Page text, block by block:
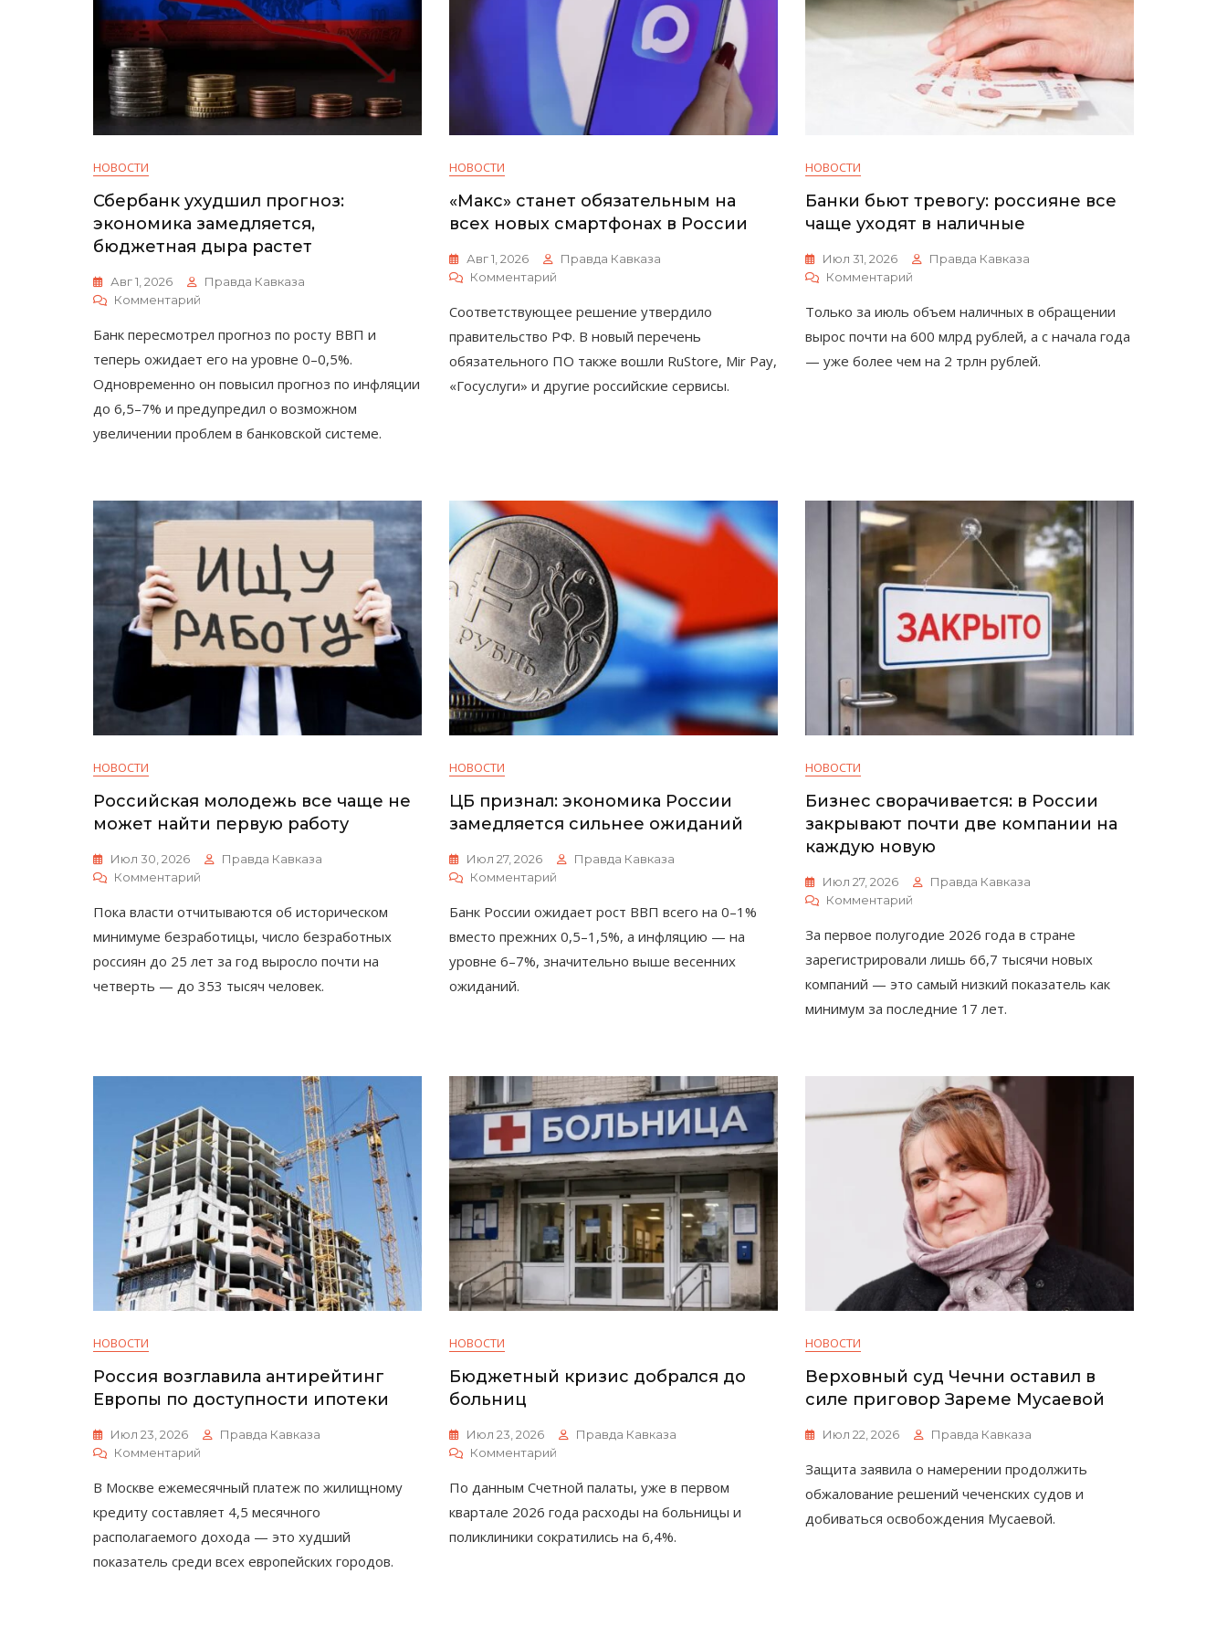
НОВОСТИ
Сбербанк ухудшил прогноз:
экономика замедляется,
бюджетная дыра растет
Авг 1, 2026
Правда Кавказа
Комментарий
Ухудшил
Экономика
Замедляется,
Бюджетная
Дыра
Банк пересмотрел прогноз по росту ВВП и
теперь ожидает его на уровне 0–0,5%.
Одновременно он повысил прогноз по инфляции
до 6,5–7% и предупредил о возможном
увеличении проблем в банковской системе.
НОВОСТИ
«Макс» станет обязательным на
всех новых смартфонах в России
Авг 1, 2026
Правда Кавказа
Комментарий
Станет
Обязательным
Всех
Новых
Соответствующее решение утвердило
правительство РФ. В новый перечень
обязательного ПО также вошли RuStore, Mir Pay,
«Госуслуги» и другие российские сервисы.
НОВОСТИ
Банки бьют тревогу: россияне все
чаще уходят в наличные
Июл 31, 2026
Правда Кавказа
Комментарий
Бьют
Тревогу:
Россияне
Все
Только за июль объем наличных в обращении
вырос почти на 600 млрд рублей, а с начала года
— уже более чем на 2 трлн рублей.
НОВОСТИ
Российская молодежь все чаще не
может найти первую работу
Июл 30, 2026
Правда Кавказа
Комментарий
Молодежь
Все
Не
Может
Пока власти отчитываются об историческом
минимуме безработицы, число безработных
россиян до 25 лет за год выросло почти на
четверть — до 353 тысяч человек.
НОВОСТИ
ЦБ признал: экономика России
замедляется сильнее ожиданий
Июл 27, 2026
Правда Кавказа
Комментарий
Признал:
Экономика
Замедляется
Банк России ожидает рост ВВП всего на 0–1%
вместо прежних 0,5–1,5%, а инфляцию — на
уровне 6–7%, значительно выше весенних
ожиданий.
НОВОСТИ
Бизнес сворачивается: в России
закрывают почти две компании на
каждую новую
Июл 27, 2026
Правда Кавказа
Комментарий
Сворачивается:
Закрывают
Почти
Новую
За первое полугодие 2026 года в стране
зарегистрировали лишь 66,7 тысячи новых
компаний — это самый низкий показатель как
минимум за последние 17 лет.
НОВОСТИ
Россия возглавила антирейтинг
Европы по доступности ипотеки
Июл 23, 2026
Правда Кавказа
Комментарий
Возглавила
Антирейтинг
По
Доступности
В Москве ежемесячный платеж по жилищному
кредиту составляет 4,5 месячного
располагаемого дохода — это худший
показатель среди всех европейских городов.
НОВОСТИ
Бюджетный кризис добрался до
больниц
Июл 23, 2026
Правда Кавказа
Комментарий
Кризис
До
Больниц
По данным Счетной палаты, уже в первом
квартале 2026 года расходы на больницы и
поликлиники сократились на 6,4%.
НОВОСТИ
Верховный суд Чечни оставил в
силе приговор Зареме Мусаевой
Июл 22, 2026 Правда Кавказа
Защита заявила о намерении продолжить
обжалование решений чеченских судов и
добиваться освобождения Мусаевой.